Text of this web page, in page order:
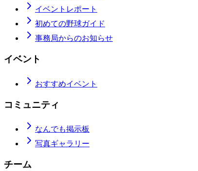
イベントレポート
初めての野球ガイド
事務局からのお知らせ
イベント
おすすめイベント
コミュニティ
なんでも掲示板
写真ギャラリー
チーム